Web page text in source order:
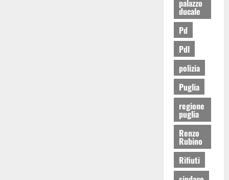
palazzo
ducale
Pd
Pdl
polizia
Puglia
regione
puglia
Renzo
Rubino
Rifiuti